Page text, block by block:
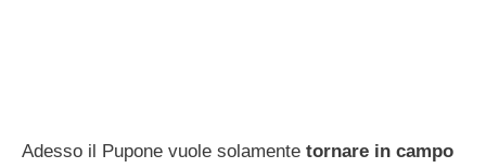
Adesso il Pupone vuole solamente tornare in campo